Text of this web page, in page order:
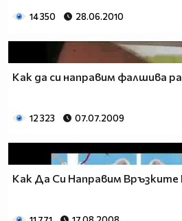
14 350 28.06.2010
Как да си направим фалшива
12 323 07.07.2009
Как Да Си Направим